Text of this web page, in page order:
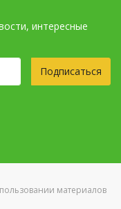
интересные
Подписаться
материалов